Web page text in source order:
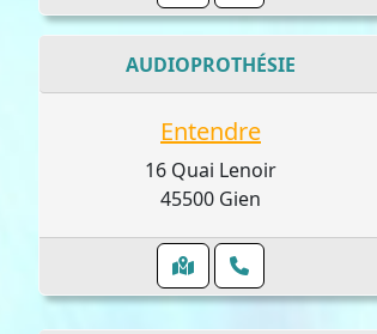
AUDIOPROTHÉSIE
Entendre
16 Quai Lenoir
45500 Gien